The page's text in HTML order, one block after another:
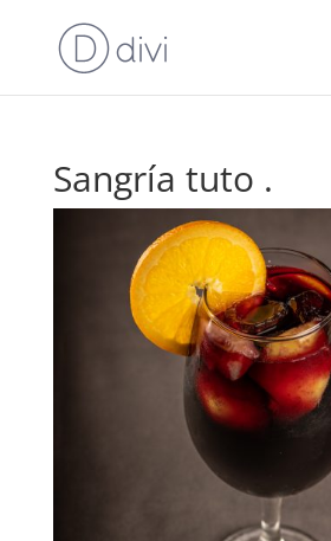
Sangría tuto .